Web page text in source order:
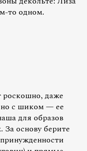
то одном.
даже
но с шиком — ее
для образов
За основу берите